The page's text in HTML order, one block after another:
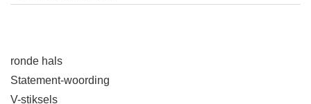
ronde hals
Statement-woording
V-stiksels